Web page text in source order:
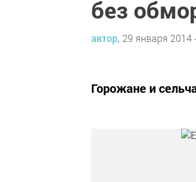
без
автор, 29 января 2014
Горожане и